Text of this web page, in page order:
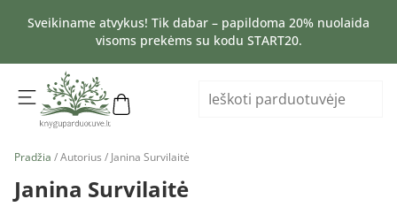
Sveikiname atvykus! Tik dabar – papildoma 20% nuolaida
visoms prekėms su kodu START20.
Pradžia / Autorius / Janina Survilaitė
Janina Survilaitė